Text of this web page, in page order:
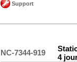
Support
NC-7344-919
4